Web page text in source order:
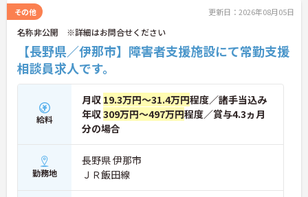
その他 更新日：2026年08月05日
名称非公開 ※詳細はお問合せください
【長野県／伊那市】障害者支援施設にて常勤支援
相談員求人です。
給料
月収 19.3万円～31.4万円程度／諸手当込み
年収309万円～497万円程度／賞与4.3ヵ月
分の場合
勤務地
長野県 伊那市
ＪＲ飯田線